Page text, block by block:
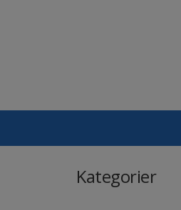
Kategorier